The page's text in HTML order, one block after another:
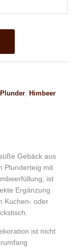
Plunder, Himbeer
Gebäck aus
Plunderteig mit
ist
Ergänzung
Kuchen- oder
ist nicht